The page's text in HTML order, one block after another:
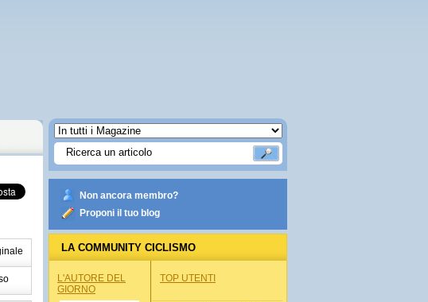
Non ancora membro?
Proponi il tuo blog
LA COMMUNITY CICLISMO
L'AUTORE DEL
GIORNO
TOP UTENTI